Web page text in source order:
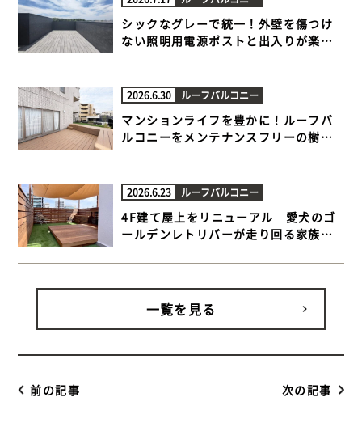
シックなグレーで統一！外壁を傷つけ
ない照明用電源ポストと出入りが楽に
区 一戸建て屋上 樹脂木デッキ】
2026.6.30 ルーフバルコニー
マンションライフを豊かに！ルーフバ
ルコニーをメンテナンスフリーの樹脂
スに【目黒区 マンションルーフバルコ
ニー 樹脂木デッキ 】
2026.6.23 ルーフバルコニー
4F建て屋上をリニューアル 愛犬のゴ
ールデンレトリバーが走り回る家族だ
屋上 ウッドデッキ】
一覧を見る
前の記事 次の記事